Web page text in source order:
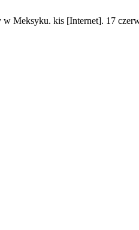
Meksyku. kis [Internet]. 17